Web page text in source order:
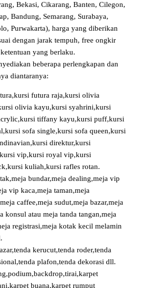
Bekasi, Cikarang, Banten, Cilegon,
Bandung, Semarang, Surabaya,
Purwakarta), harga yang diberikan
dengan jarak tempuh, free ongkir
yang berlaku.
beberapa perlengkapan dan
diantaranya:
futura raja,kursi olivia
olivia kayu,kursi syahrini,kursi
tiffany kayu,kursi puff,kursi
sofa single,kursi sofa queen,kursi
direktur,kursi
vip,kursi royal vip,kursi
kuliah,kursi rafles rotan.
bundar,meja dealing,meja vip
vip kaca,meja taman,meja
caffee,meja sudut,meja bazar,meja
konsul atau meja tanda tangan,meja
registrasi,meja kotak kecil melamin
kerucut,tenda roder,tenda
plafon,tenda dekorasi dll.
buana,karpet rumput